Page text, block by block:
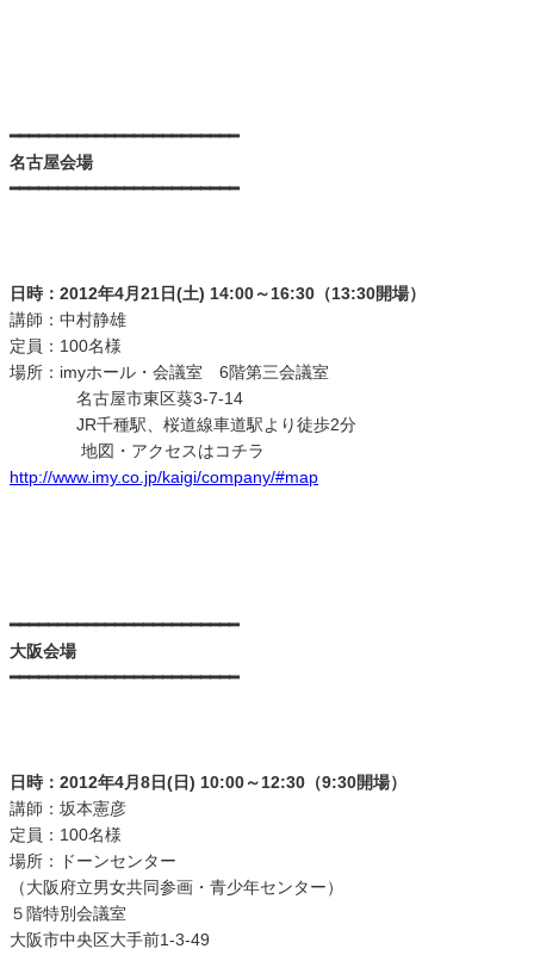
━━━━━━━━━━━━━━━━━━━━━━━━
名古屋会場
━━━━━━━━━━━━━━━━━━━━━━━━
日時：2012年4月21日(土) 14:00～16:30（13:30開場）
講師：中村静雄
定員：100名様
場所：imyホール・会議室 6階第三会議室
名古屋市東区葵3-7-14
JR千種駅、桜道線車道駅より徒歩2分
地図・アクセスはコチラ
http://www.imy.co.jp/kaigi/company/#map
━━━━━━━━━━━━━━━━━━━━━━━━
大阪会場
━━━━━━━━━━━━━━━━━━━━━━━━
日時：2012年4月8日(日) 10:00～12:30（9:30開場）
講師：坂本憲彦
定員：100名様
場所：ドーンセンター
（大阪府立男女共同参画・青少年センター）
５階特別会議室
大阪市中央区大手前1-3-49